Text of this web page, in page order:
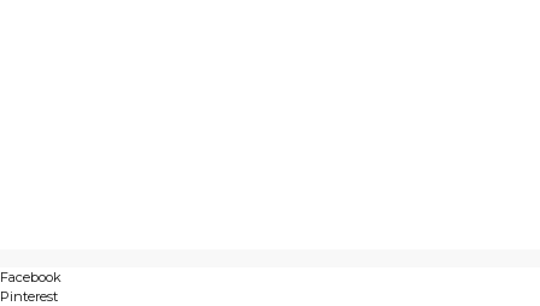
Facebook
Pinterest